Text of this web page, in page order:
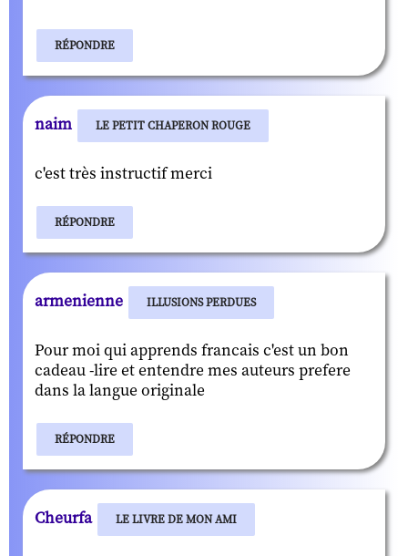
RÉPONDRE
naim LE PETIT CHAPERON ROUGE
c'est très instructif merci
RÉPONDRE
armenienne ILLUSIONS PERDUES
Pour moi qui apprends francais c'est un bon
cadeau -lire et entendre mes auteurs prefere
dans la langue originale
RÉPONDRE
Cheurfa LE LIVRE DE MON AMI